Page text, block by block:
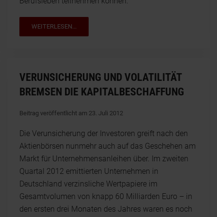
WEITERLESEN...
VERUNSICHERUNG UND VOLATILITÄT
BREMSEN DIE KAPITALBESCHAFFUNG
Beitrag veröffentlicht am 23. Juli 2012
Die Verunsicherung der Investoren greift nach den
Aktienbörsen nunmehr auch auf das Geschehen am
Markt für Unternehmensanleihen über. Im zweiten
Quartal 2012 emittierten Unternehmen in
Deutschland verzinsliche Wertpapiere im
Gesamtvolumen von knapp 60 Milliarden Euro – in
den ersten drei Monaten des Jahres waren es noch